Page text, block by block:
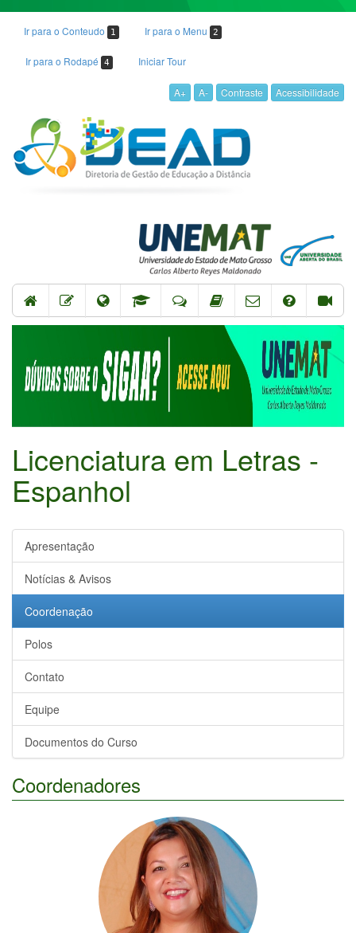
Ir para o Conteudo 1 Ir para o Menu 2
Ir para o Rodapé 4 Iniciar Tour
A+ A- Contraste Acessibilidade
Licenciatura em Letras -
Espanhol
Apresentação
Notícias & Avisos
Coordenação
Polos
Contato
Equipe
Documentos do Curso
Coordenadores